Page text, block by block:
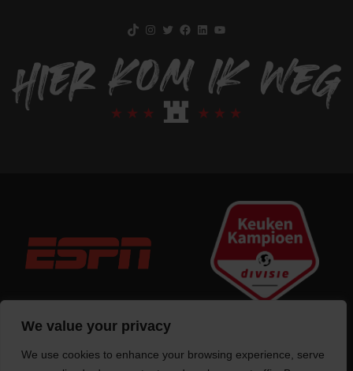
We value your privacy
We use cookies to enhance your browsing experience, serve